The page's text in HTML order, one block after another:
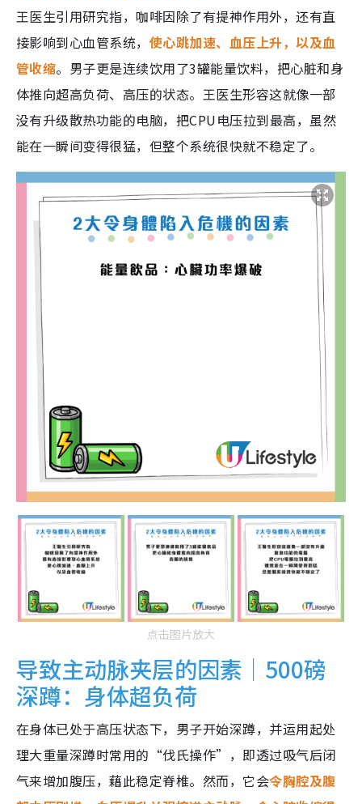
王医生引用研究指，咖啡因除了有提神作用外，还有直
接影响到心血管系统， 使心跳加速、血压上升，以及血
管收缩。男子更是连续饮用了3罐能量饮料，把心脏和身
体推向超高负荷、高压的状态。王医生形容这就像一部
没有升级散热功能的电脑，把CPU电压拉到最高，虽然
能在一瞬间变得很猛，但整个系统很快就不稳定了。
点击图片放大
导致主动脉夹层的因素｜500磅
深蹲：身体超负荷
在身体已处于高压状态下，男子开始深蹲，并运用起处
理大重量深蹲时常用的“伐氏操作”，即透过吸气后闭
气来增加腹压，藉此稳定脊椎。然而，它会令胸腔及腹